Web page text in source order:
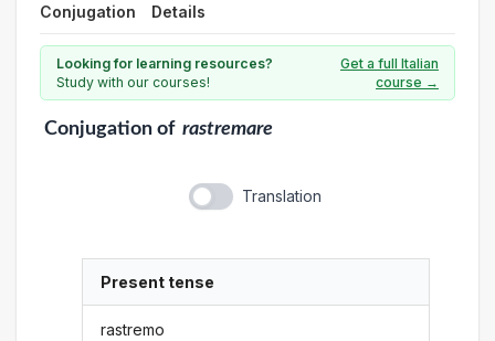
Conjugation Details
Looking for learning resources?
Study with our courses!
Get a full Italian
course →
Conjugationof rastremare
Translation
Present tense
rastremo